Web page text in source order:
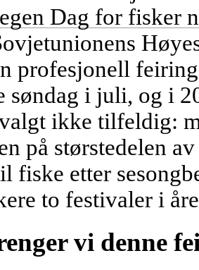
Dag for fisker
profesjonell
søndag i juli, og i
ikke tilfeldig:
på størstedelen
fiske etter
to festivaler i
vi denne